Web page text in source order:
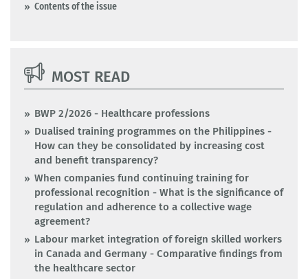
Contents of the issue
MOST READ
BWP 2/2026 - Healthcare professions
Dualised training programmes on the Philippines -
How can they be consolidated by increasing cost
and benefit transparency?
When companies fund continuing training for
professional recognition - What is the significance of
regulation and adherence to a collective wage
agreement?
Labour market integration of foreign skilled workers
in Canada and Germany - Comparative findings from
the healthcare sector